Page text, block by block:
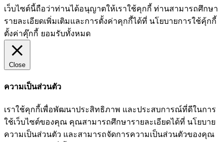
เว็บไซต์นี้ถือว่าท่านได้อนุญาตให้เราใช้คุกกี้ ท่านสามารถศึกษา
รายละเอียดเพิ่มเติมและการตั้งค่าคุกกี้ได้ที่ นโยบายการใช้คุ้กกี้
ตั้งค่าคุ๊กกี้ ยอมรับทั้งหมด
Close
ความเป็นส่วนตัว
เราใช้คุกกี้เพื่อพัฒนาประสิทธิภาพ และประสบการณ์ที่ดีในการ
ใช้เว็บไซต์ของคุณ คุณสามารถศึกษารายละเอียดได้ที่ นโยบาย
ความเป็นส่วนตัว และสามารถจัดการความเป็นส่วนตัวของคุณ